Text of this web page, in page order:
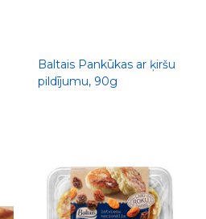
Baltais Pankūkas ar ķiršu
pildījumu, 90g